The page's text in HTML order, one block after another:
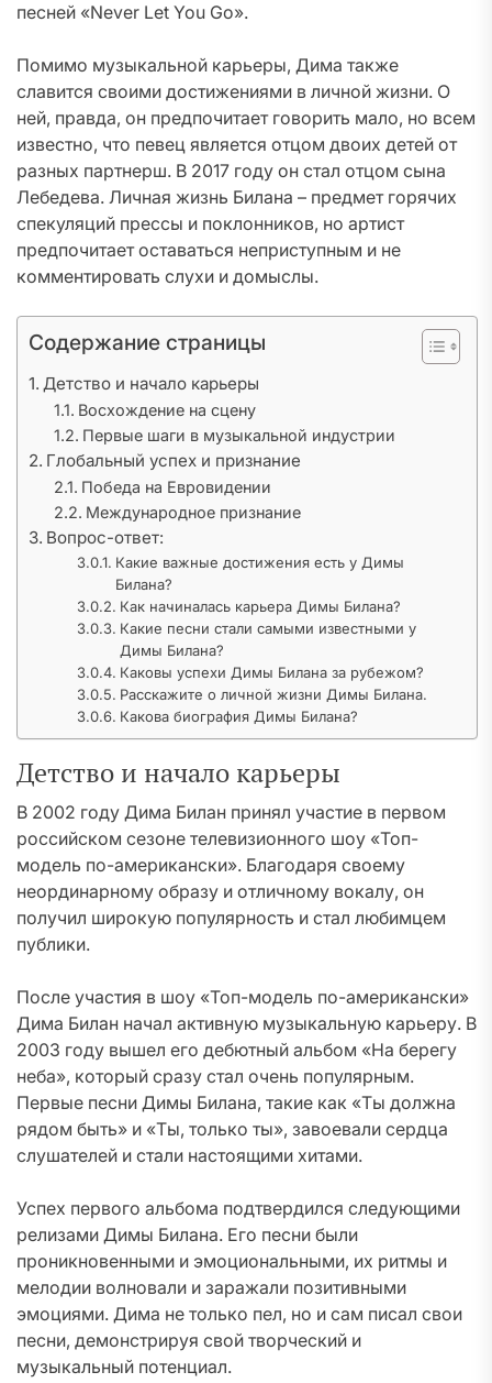
песней «Never Let You Go».
Помимо музыкальной карьеры, Дима также
славится своими достижениями в личной жизни. О
ней, правда, он предпочитает говорить мало, но всем
известно, что певец является отцом двоих детей от
разных партнерш. В 2017 году он стал отцом сына
Лебедева. Личная жизнь Билана – предмет горячих
спекуляций прессы и поклонников, но артист
предпочитает оставаться неприступным и не
комментировать слухи и домыслы.
Содержание страницы
Детство и начало карьеры
Восхождение на сцену
Первые шаги в музыкальной индустрии
Глобальный успех и признание
Победа на Евровидении
Международное признание
Вопрос-ответ:
Какие важные достижения есть у Димы
Билана?
Как начиналась карьера Димы Билана?
Какие песни стали самыми известными у
Димы Билана?
Каковы успехи Димы Билана за рубежом?
Расскажите о личной жизни Димы Билана.
Какова биография Димы Билана?
Детство и начало карьеры
В 2002 году Дима Билан принял участие в первом
российском сезоне телевизионного шоу «Топ-
модель по-американски». Благодаря своему
неординарному образу и отличному вокалу, он
получил широкую популярность и стал любимцем
публики.
После участия в шоу «Топ-модель по-американски»
Дима Билан начал активную музыкальную карьеру. В
2003 году вышел его дебютный альбом «На берегу
неба», который сразу стал очень популярным.
Первые песни Димы Билана, такие как «Ты должна
рядом быть» и «Ты, только ты», завоевали сердца
слушателей и стали настоящими хитами.
Успех первого альбома подтвердился следующими
релизами Димы Билана. Его песни были
проникновенными и эмоциональными, их ритмы и
мелодии волновали и заражали позитивными
эмоциями. Дима не только пел, но и сам писал свои
песни, демонстрируя свой творческий и
музыкальный потенциал.